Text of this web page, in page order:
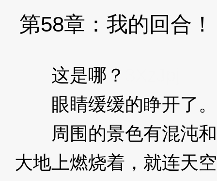
第58章：我的回合！
这是哪？
眼睛缓缓的睁开了。
周围的景色有混沌和
大地上燃烧着，就连天